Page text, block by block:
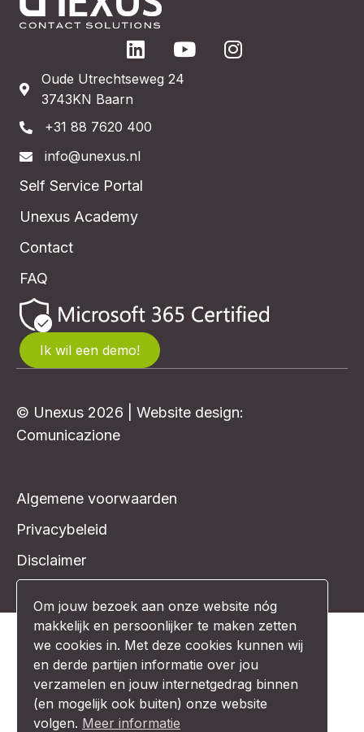
Oude Utrechtseweg 24
3743KN Baarn
+31 88 7620 400
info@unexus.nl
Self Service Portal
Unexus Academy
Contact
© Unexus 2026 | Website design:
Comunicazione
Algemene voorwaarden
Privacybeleid
Om jouw bezoek aan onze website nóg
makkelijk en persoonlijker te maken zetten
we cookies in. Met deze cookies kunnen wij
en derde partijen informatie over jou
verzamelen en jouw internetgedrag binnen
(en mogelijk ook buiten) onze website
volgen. Meer informatie